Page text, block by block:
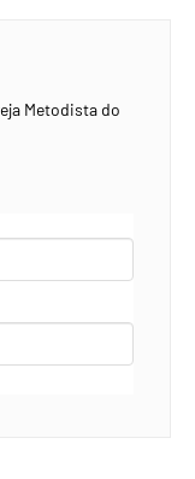
Metodista do